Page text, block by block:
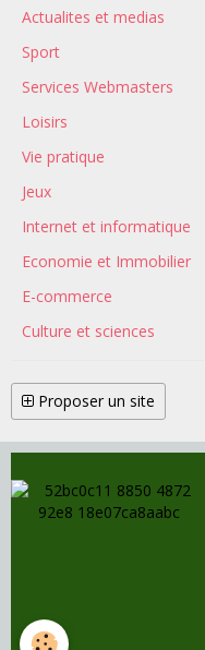
Actualites et medias
Sport
Services Webmasters
Loisirs
Vie pratique
Jeux
Internet et informatique
Economie et Immobilier
E-commerce
Culture et sciences
Proposer un site